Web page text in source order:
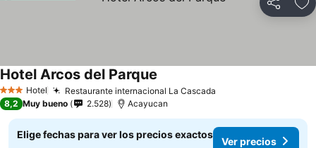
Compartir
3 Estrellas
Hotel Restaurante internacional La Cascada
Hotel Arcos del Parque
8,2 Muy bueno 2.528 Acayucan
Elige fechas para ver los precios exactos
Ver precios